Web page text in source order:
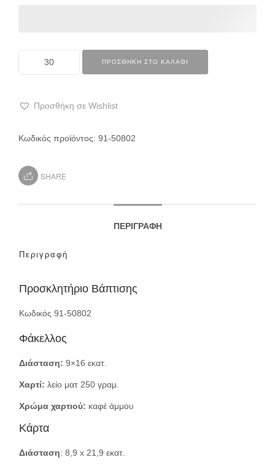
ΠΡΟΣΘΉΚΗ ΣΤΟ ΚΑΛΆΘΙ
Προσθήκη σε Wishlist
Κωδικός προϊόντος: 91-50802
SHARE
ΠΕΡΙΓΡΑΦΉ
Περιγραφή
Προσκλητήριο Βάπτισης
Κωδικός 91-50802
Φάκελλος
Διάσταση: 9×16 εκατ.
Χαρτί: λείο ματ 250 γραμ.
Χρώμα χαρτιού: καφέ άμμου
Κάρτα
Διάσταση: 8,9 x 21,9 εκατ.